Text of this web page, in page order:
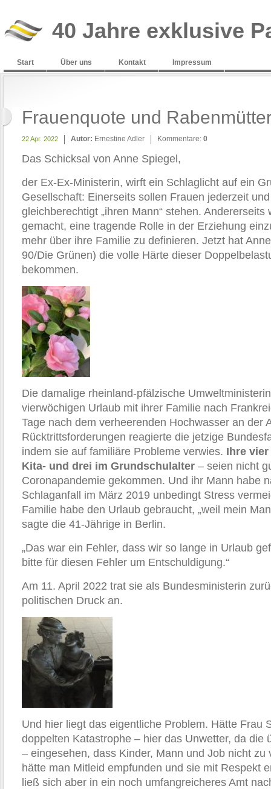
40 Jahre exklusive
Start Über uns Kontakt Impressum
Frauenquote und
22 Apr. 2022 Autor: Ernestine Adler Kommentare: 0
Das Schicksal von Anne Spiegel,
der Ex-Ex-Ministerin, wirft ein Schlaglicht auf ein
Gesellschaft: Einerseits sollen Frauen jederzeit
gleichberechtigt „ihren Mann“ stehen. Andererseits
gemacht, eine tragende Rolle in der Erziehung
mehr über ihre Familie zu definieren. Jetzt hat
90/Die Grünen) die volle Härte dieser
bekommen.
Die damalige rheinland-pfälzische
vierwöchigen Urlaub mit ihrer Familie nach
Tage nach dem verheerenden Hochwasser an der
Rücktrittsforderungen reagierte die jetzige
indem sie auf familiäre Probleme verwies. Ihre
Kita- und drei im Grundschulalter – seien nicht
Coronapandemie gekommen. Und ihr Mann habe
Schlaganfall im März 2019 unbedingt Stress
Familie habe den Urlaub gebraucht, „weil mein
sagte die 41-Jährige in Berlin.
„Das war ein Fehler, dass wir so lange in Urlaub
bitte für diesen Fehler um Entschuldigung.“
Am 11. April 2022 trat sie als Bundesministerin
politischen Druck an.
Und hier liegt das eigentliche Problem. Hätte Frau
doppelten Katastrophe – hier das Unwetter, da die
– eingesehen, dass Kinder, Mann und Job nicht zu
hätte man Mitleid empfunden und sie mit Respekt
ließ sich aber in ein noch umfangreicheres Amt